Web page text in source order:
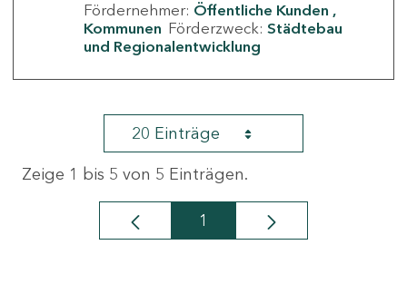
Fördernehmer: Öffentliche Kunden
Kommunen Förderzweck: Städtebau
und Regionalentwicklung
20 Einträge
Zeige 1 bis 5 von 5 Einträgen.
Seite
1